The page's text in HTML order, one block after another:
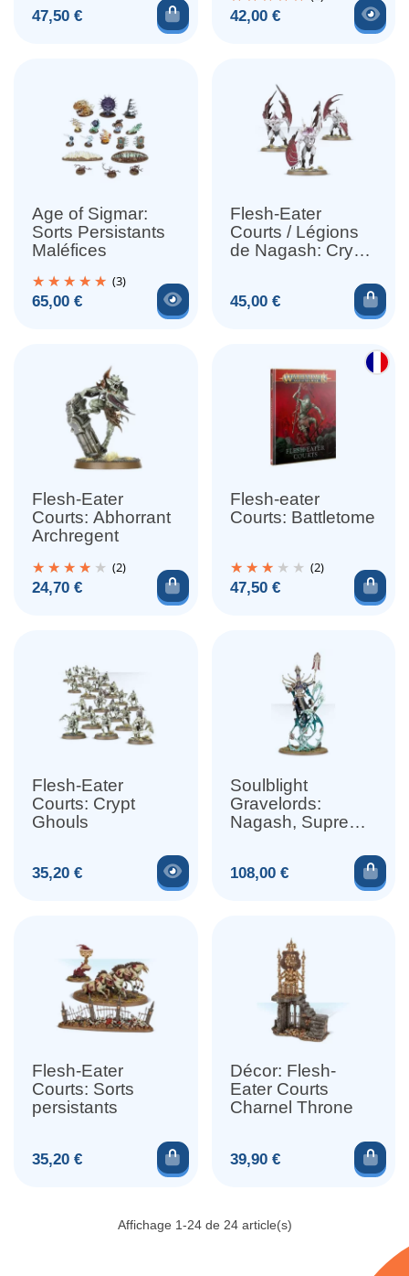
Prix
47,50 € Ajouter au panier
Prix
42,00 €
Age of Sigmar:
Sorts Persistants
Maléfices
(3)
Prix
65,00 € Voir le produit
Flesh-Eater
Courts / Légions
de Nagash: Crypt
Vargheists / Crypt
Haunter
Prix
45,00 €
Flesh-Eater
Courts: Abhorrant
Archregent
(2)
Prix
24,70 € Ajouter au panier
Flesh-eater
Courts: Battletome
(2)
Prix
47,50 €
Flesh-Eater
Courts: Crypt
Ghouls
Prix
35,20 € Voir le produit
Soulblight
Gravelords:
Nagash, Supreme
Prix
108,00 €
Flesh-Eater
Courts: Sorts
persistants
Prix
35,20 € Ajouter au panier
Décor: Flesh-
Eater Courts
Charnel Throne
Prix
39,90 €
Affichage 1-24 de 24 article(s)